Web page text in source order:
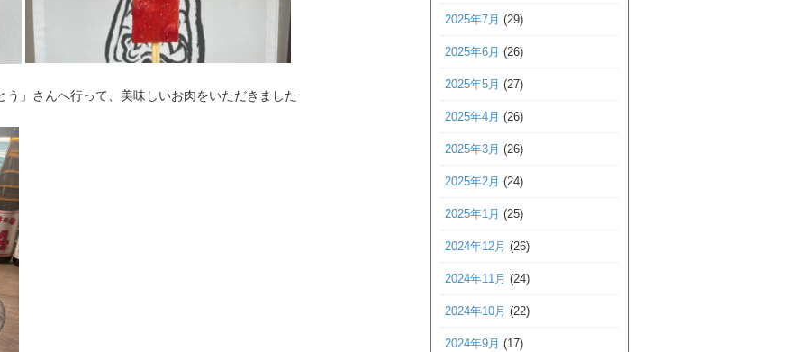
」さんへ行って、美味しいお肉をいただきました
2025年7月 (29)
2025年6月 (26)
2025年5月 (27)
2025年4月 (26)
2025年3月 (26)
2025年2月 (24)
2025年1月 (25)
2024年12月 (26)
2024年11月 (24)
2024年10月 (22)
2024年9月 (17)